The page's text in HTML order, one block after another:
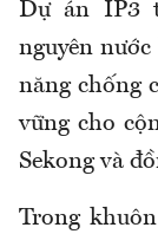
Dự án IP3
nguyên
năng chống
vững cho
Sekong và
Trong